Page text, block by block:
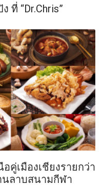
ที่ “Dr.Chris”
คู่เมืองเชียงรายกว่า
นลาบสนามกีฬา